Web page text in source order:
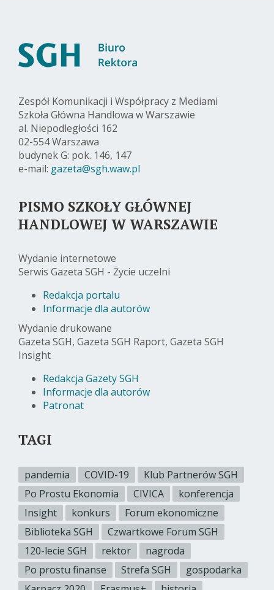
Zespół Komunikacji i Współpracy z Mediami
Szkoła Główna Handlowa w Warszawie
al. Niepodległości 162
02-554 Warszawa
budynek G: pok. 146, 147
e-mail: gazeta@sgh.waw.pl
PISMO SZKOŁY GŁÓWNEJ
HANDLOWEJ W WARSZAWIE
Wydanie internetowe
Serwis Gazeta SGH - Życie uczelni
Redakcja portalu
Informacje dla autorów
Wydanie drukowane
Gazeta SGH, Gazeta SGH Raport, Gazeta SGH
Insight
Redakcja Gazety SGH
Informacje dla autorów
Patronat
TAGI
pandemia COVID-19
Klub Partnerów SGH
Po Prostu Ekonomia
CIVICA
konferencja
Insight
konkurs
Forum ekonomiczne
Biblioteka SGH
Czwartkowe Forum SGH
120-lecie SGH
rektor
nagroda
Po prostu finanse
Strefa SGH
gospodarka